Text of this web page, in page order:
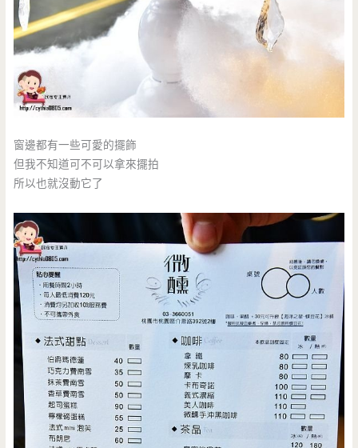
窗邊都有一些可愛的擺飾
但我不知道可不可以拿來擺拍
所以也就沒動它了